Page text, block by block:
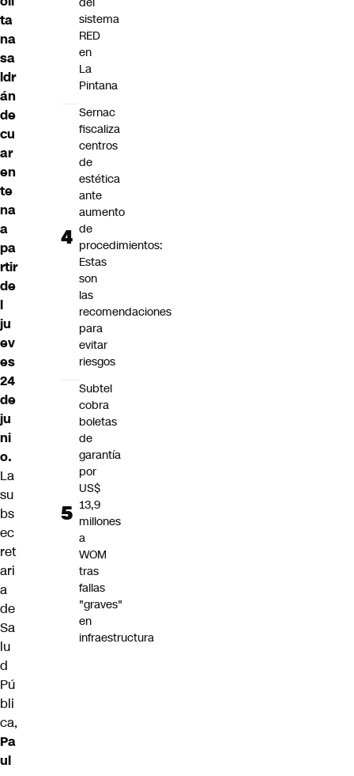
ta
na
sa
ldr
án
de
cu
ar
en
te
na
a
pa
rtir
de
l
ju
ev
es
24
de
ju
ni
o.
La
su
bs
ec
ret
ari
a
de
Sa
lu
d
Pú
bli
ca,
Pa
ul
sistema
RED
en
La
Pintana
Sernac
fiscaliza
centros
de
estética
ante
aumento
de
procedimientos:
Estas
son
las
recomendaciones
para
evitar
riesgos
Subtel
cobra
boletas
de
garantía
por
US$
13,9
millones
a
WOM
tras
fallas
"graves"
en
infraestructura